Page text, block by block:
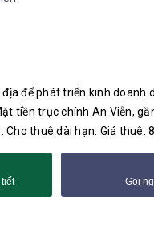
để phát triển kinh doanh
tiền trục chính An Viễn,
thuê dài hạn. Giá thuê:
Gọi